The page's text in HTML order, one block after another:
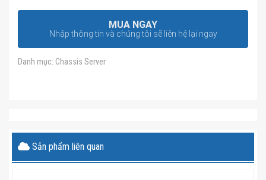
MUA NGAY
Nhập thông tin và chúng tôi sẽ liên hệ lại ngay
Danh mục: Chassis Server
Sản phẩm liên quan